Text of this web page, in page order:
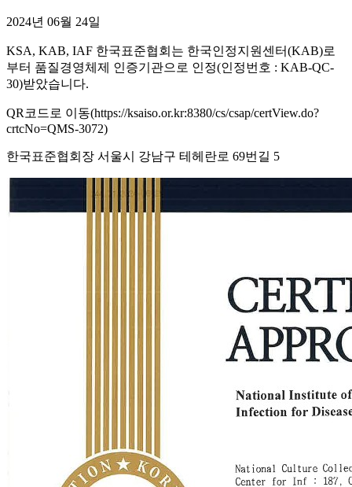
2024년 06월 24일
KSA, KAB, IAF 한국표준협회는 한국인정지원센터(KAB)로
부터 품질경영체제 인증기관으로 인정(인정번호 : KAB-QC-
30)받았습니다.
QR코드로 이동(https://ksaiso.or.kr:8380/cs/csap/certView.do?
crtcNo=QMS-3072)
한국표준협회장 서울시 강남구 테헤란로 69번길 5